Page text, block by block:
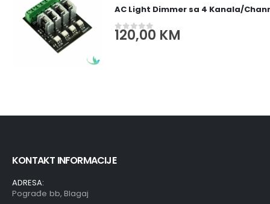
AC Light Dimmer sa 4 Kanala/
out of 5
120,00 KM
KONTAKT INFORMACIJE
ADRESA:
Pograđe bb, Blagaj